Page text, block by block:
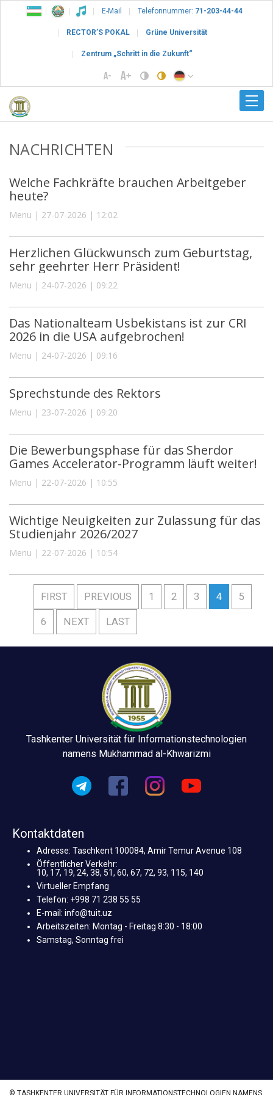
E-Mail Telefonnummer: 71-203-44-44
RECTOR’S POKAL Grüne Universität
Zentrum „Schritt in die Zukunft“
NACHRICHTEN
Welche Fachkräfte brauchen Arbeitgeber
heute?
Menu | 27-07-2026 | 12:02
Herzlichen Glückwunsch zum Geburtstag,
sehr geehrter Herr Präsident!
Menu | 24-07-2026 | 09:22
Das Nationalteam Usbekistans ist zur CRI
2026 in die USA aufgebrochen!
Menu | 24-07-2026 | 09:16
Sprechstunde des Rektors
Menu | 23-07-2026 | 09:20
Die Bewerbungsphase für das Sherdor
Games Accelerator-Programm läuft weiter!
Menu | 22-07-2026 | 10:55
Wichtige Neuigkeiten zur Zulassung für das
Studienjahr 2026/2027
Menu | 22-07-2026 | 10:54
FIRST PREVIOUS 1 2 3 4 5
6 NEXT LAST
Tashkenter Universität für Informationstechnologien
namens Mukhammad al-Khwarizmi
Kontaktdaten
Adresse: Taschkent 100084, Amir Temur Avenue 108
Öffentlicher Verkehr:
10, 17, 19, 24, 38, 51, 60, 67, 72, 93, 115, 140
Virtueller Empfang
Telefon: +998 71 238 55 55
E-mail: info@tuit.uz
Arbeitszeiten: Montag - Freitag 8:30 - 18:00
Samstag, Sonntag frei
© TASHKENTER UNIVERSITÄT FÜR INFORMATIONSTECHNOLOGIEN NAMENS